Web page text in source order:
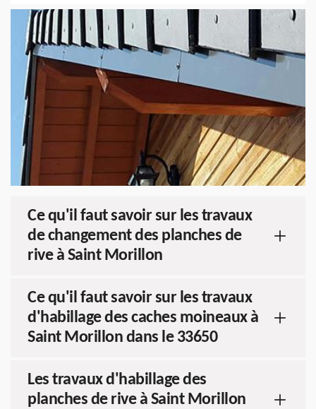
Ce qu'il faut savoir sur les travaux
de changement des planches de
rive à Saint Morillon
Ce qu'il faut savoir sur les travaux
d'habillage des caches moineaux à
Saint Morillon dans le 33650
Les travaux d'habillage des
planches de rive à Saint Morillon